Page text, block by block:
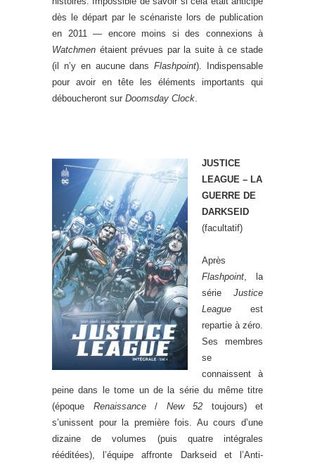
dès le départ par le scénariste lors de publication
en 2011 — encore moins si des connexions à
Watchmen étaient prévues par la suite à ce stade
(il n’y en aucune dansFlashpoint). Indispensable
pour avoir en tête les éléments importants qui
déboucheront sur Doomsday Clock.
JUSTICE
LEAGUE – LA
GUERRE DE
DARKSEID
(facultatif)
Après
Flashpoint, la
série Justice
League est
repartie à zéro.
Ses membres
se
connaissent à
peine dans le tome un de la série du même titre
(époque Renaissance/ New 52 toujours) et
s’unissent pour la première fois. Au cours d’une
dizaine de volumes (puis quatre intégrales
rééditées), l’équipe affronte Darkseid et l’Anti-